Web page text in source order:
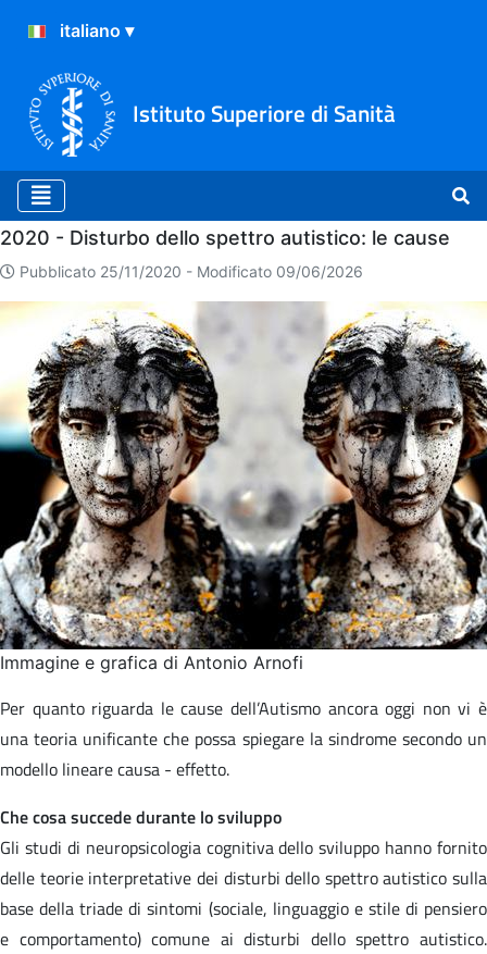
Istituto Superiore di Sanità
Home
2020 - Disturbo dello spettro autistico: le cause
Pubblicato 25/11/2020 - Modificato 09/06/2026
Immagine e grafica di Antonio Arnofi
Per quanto riguarda le cause dell’Autismo ancora oggi non vi è
una teoria unificante che possa spiegare la sindrome secondo un
modello lineare causa - effetto.
Che cosa succede durante lo sviluppo
Gli studi di neuropsicologia cognitiva dello sviluppo hanno fornito
delle teorie interpretative dei disturbi dello spettro autistico sulla
base della triade di sintomi (sociale, linguaggio e stile di pensiero
e comportamento) comune ai disturbi dello spettro autistico.